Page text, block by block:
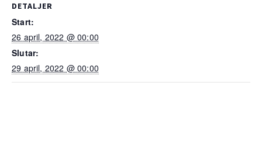
DETALJER
Start:
26 april, 2022 @ 00:00
Slutar:
29 april, 2022 @ 00:00